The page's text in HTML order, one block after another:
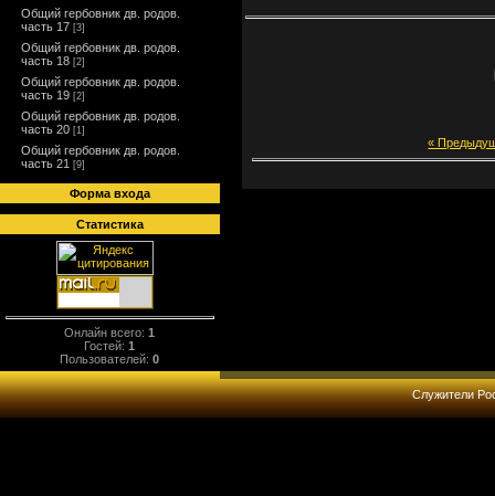
Общий гербовник дв. родов.
часть 17 [3]
Общий гербовник дв. родов.
часть 18 [2]
Общий гербовник дв. родов.
часть 19 [2]
Общий гербовник дв. родов.
часть 20 [1]
Общий гербовник дв. родов.
часть 21 [9]
Форма входа
Статистика
Онлайн всего:1
Гостей:1
Пользователей:0
«
Служители